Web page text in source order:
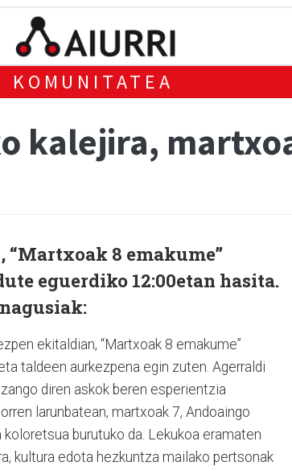
KOMUNITATEA
kalejira,
8 emakume”
eguerdiko 12:00etan hasita.
ekitaldian, “Martxoak 8 emakume”
taldeen aurkezpena egin zuten. Agerraldi
diren askok beren esperientzia
larunbatean, martxoak 7, Andoaingo
burutuko da. Lekukoa eramaten
kultura edota hezkuntza mailako pertsonak